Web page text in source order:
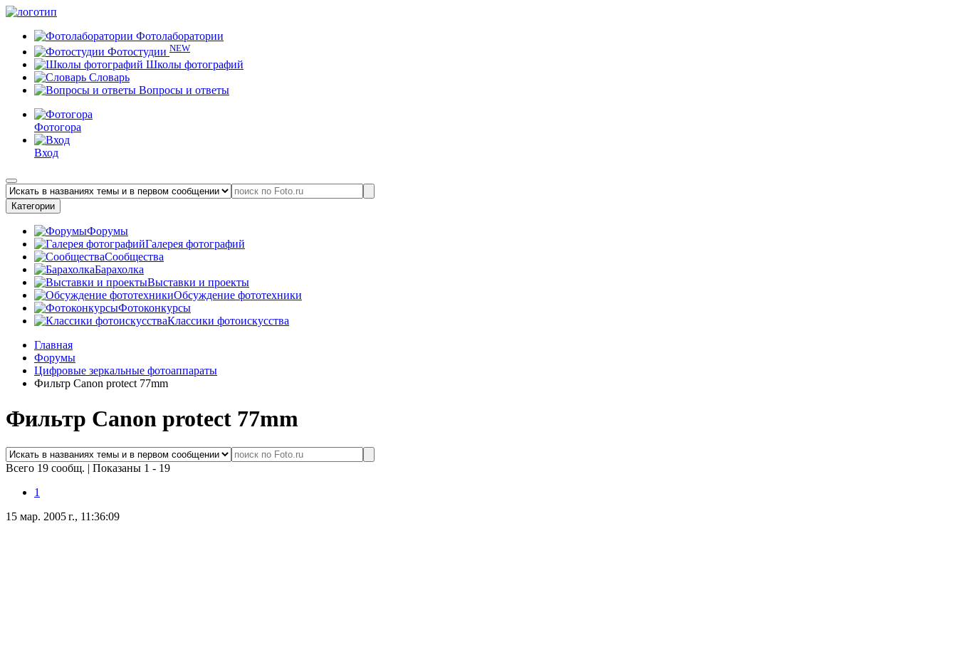
Фотолаборатории
Фотостудии NEW
Школы фотографий
Словарь
Вопросы и ответы
Фотогора
Вход
Категории
Форумы
Галерея фотографий
Сообщества
Барахолка
Выставки и проекты
Обсуждение фототехники
Фотоконкурсы
Классики фотоискусства
Главная
Форумы
Цифровые зеркальные фотоаппараты
Фильтр Сanon protect 77mm
Фильтр Сanon protect 77mm
Всего 19 сообщ. | Показаны 1 - 19
1
15 мар. 2005 г., 11:36:09